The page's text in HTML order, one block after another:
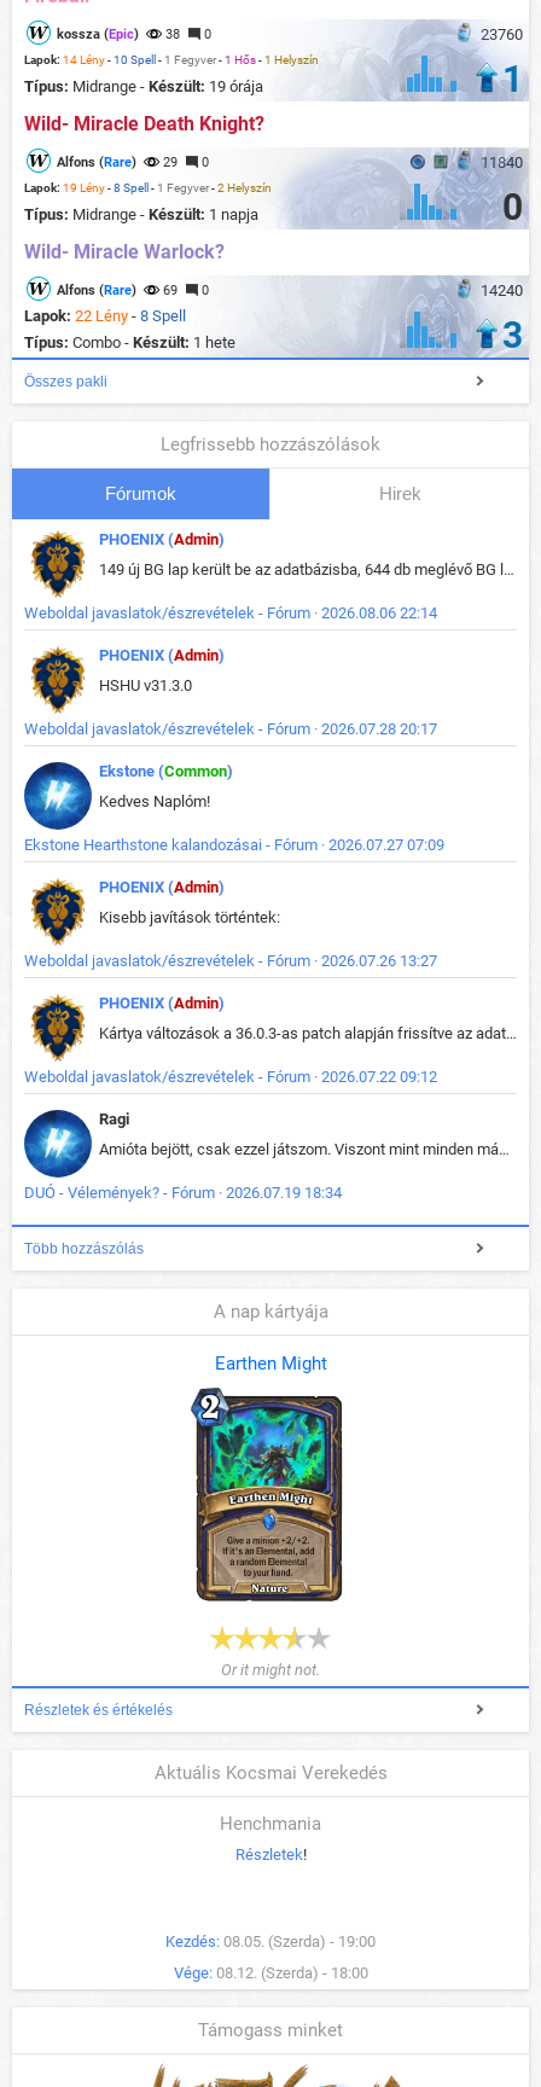
23760
kossza (Epic) 38 0
Lapok: 14 Lény-10 Spell - 1 Fegyver-1 Hős-1 Helyszín
Típus: Midrange - Készült: 19 órája 1
Wild- Miracle Death Knight?
11840
Alfons (Rare) 29 0
Lapok: 19 Lény-8 Spell - 1 Fegyver-2 Helyszín
Típus: Midrange - Készült: 1 napja 0
Wild- Miracle Warlock?
14240
Alfons (Rare) 69 0
Lapok: 22 Lény - 8 Spell
Típus: Combo - Készült: 1 hete 3
Összes pakli
Legfrissebb hozzászólások
Fórumok Hirek
PHOENIX (Admin)
149 új BG lap került be az adatbázisba, 644 db meglévő BG lap módosult, bekerültek az új képek a megváltozott lapokhoz is.
Weboldal javaslatok/észrevételek - Fórum · 2026.08.06 22:14
PHOENIX (Admin)
HSHU v31.3.0
Weboldal javaslatok/észrevételek - Fórum · 2026.07.28 20:17
Ekstone (Common)
Kedves Naplóm!
Ekstone Hearthstone kalandozásai - Fórum · 2026.07.27 07:09
PHOENIX (Admin)
Kisebb javítások történtek:
Weboldal javaslatok/észrevételek - Fórum · 2026.07.26 13:27
PHOENIX (Admin)
Kártya változások a 36.0.3-as patch alapján frissítve az adatbázisban (képek is cserélve).
Weboldal javaslatok/észrevételek - Fórum · 2026.07.22 09:12
Ragi
Amióta bejött, csak ezzel játszom. Viszont mint minden más - akár az alapjáték is, ez is baromira összetett lett. Néha már pár kör után is esélytelen az egész. Vagy irreállisan túltápol valaki, vagy lelép a partner, vagy csak hülye mint a segg. És amikor eljönne az én időm, na akkor jön el mindenki másé is. Engem jobban érdekelne, hogy ki milyen ratingen szokott játszani. Na ez lenne egy érdekes adat.
DUÓ - Vélemények? - Fórum · 2026.07.19 18:34
Több hozzászólás
A nap kártyája
Earthen Might
Or it might not.
Részletek és értékelés
Aktuális Kocsmai Verekedés
Henchmania
Részletek!
Kezdés: 08.05. (Szerda) - 19:00
Vége: 08.12. (Szerda) - 18:00
Támogass minket